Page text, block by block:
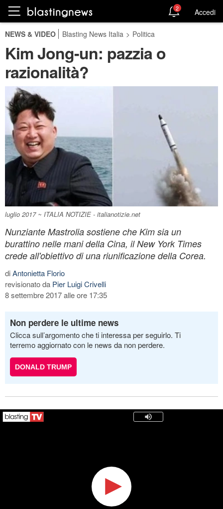
2 Accedi
NEWS & VIDEO Blasting News Italia > Politica
Kim Jong-un: pazzia o
razionalità?
luglio 2017 ~ ITALIA NOTIZIE - italianotizie.net
Nunziante Mastrolia sostiene che Kim sia un
burattino nelle mani della Cina, il New York Times
crede all'obiettivo di una riunificazione della Corea.
diAntonietta Florio
revisionato da Pier Luigi Crivelli
8 settembre 2017 alle ore 17:35
Non perdere le ultime news
Clicca sull’argomento che ti interessa per seguirlo. Ti
terremo aggiornato con le news da non perdere.
DONALD TRUMP